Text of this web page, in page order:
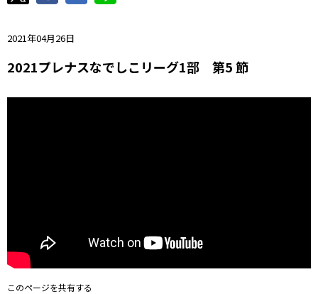
2021年04月26日
2021プレナスなでしこリーグ1部 第5 節
このページを共有する